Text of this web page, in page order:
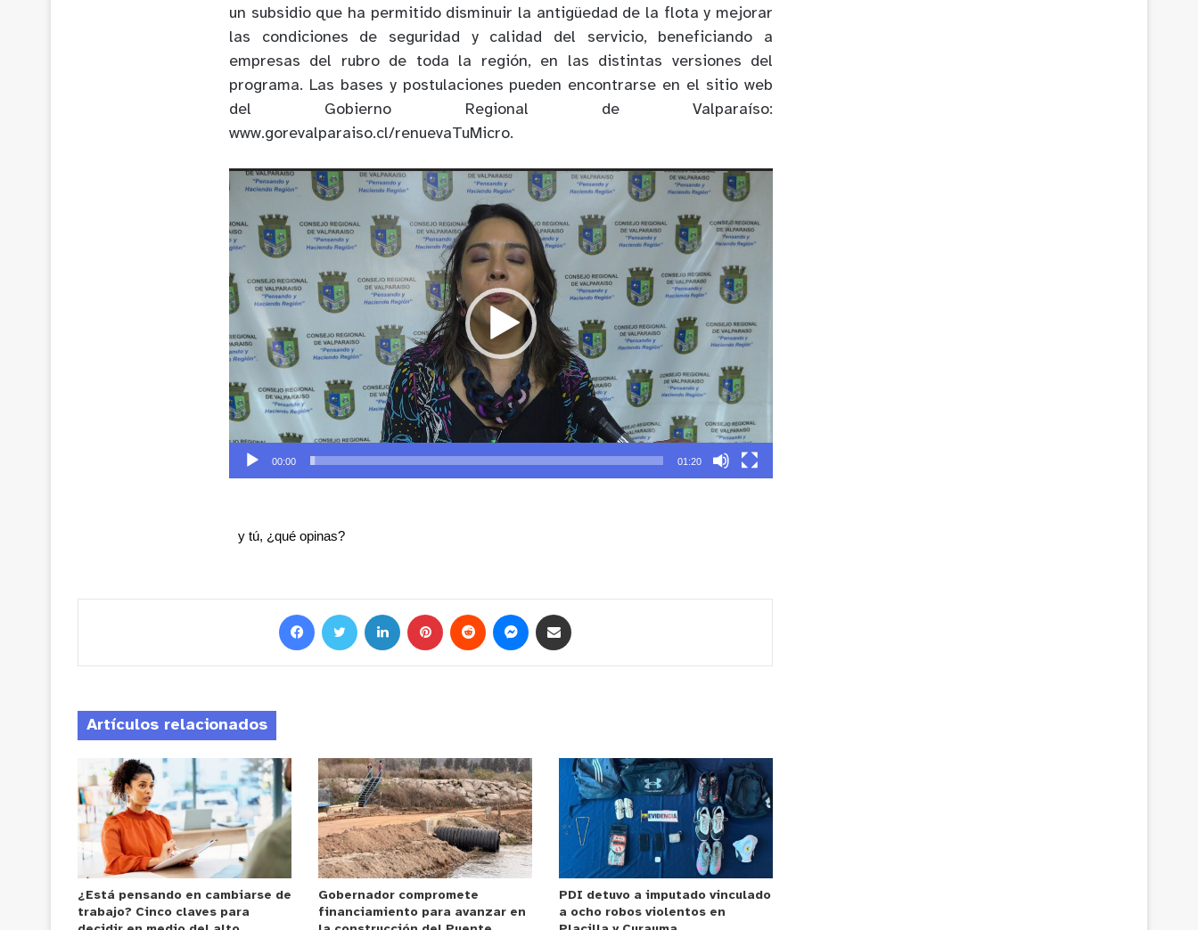
un subsidio que ha permitido disminuir la antigüedad de la flota y mejorar
las condiciones de seguridad y calidad del servicio, beneficiando a
empresas del rubro de toda la región, en las distintas versiones del
programa. Las bases y postulaciones pueden encontrarse en el sitio web
del Gobierno Regional de Valparaíso:
www.gorevalparaiso.cl/renuevaTuMicro.
Reproductor
Video
00:00 01:20
y tú, ¿qué opinas?
Artículos relacionados
¿Está pensando en cambiarse de
trabajo? Cinco claves para
Gobernador compromete
financiamiento para avanzar en
PDI detuvo a imputado vinculado
a ocho robos violentos en